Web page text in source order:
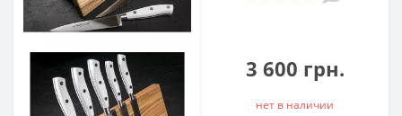
3 600 грн.
нет в наличии